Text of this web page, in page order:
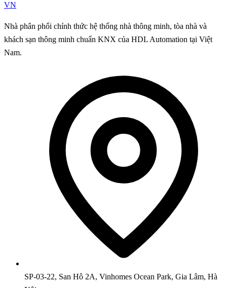
VN
Nhà phân phối chính thức hệ thống nhà thông minh, tòa nhà và
khách sạn thông minh chuẩn KNX của HDL Automation tại Việt
Nam.
SP-03-22, San Hô 2A, Vinhomes Ocean Park, Gia Lâm, Hà